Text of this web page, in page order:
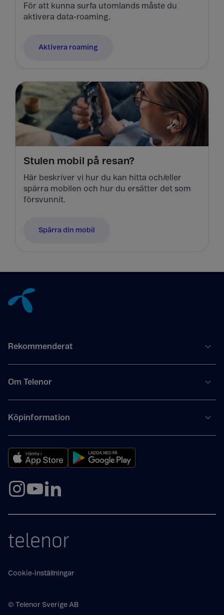
För att kunna surfa utomlands måste du
aktivera data-roaming.
Aktivera roaming
Stulen mobil på resan?
Här beskriver vi hur du kan hitta och/eller
spärra mobilen och hur du ersätter det som
försvunnit.
Spärra din mobil
Rekommenderat
Om Telenor
Köpinformation
telenor
Cookie-inställningar
© Telenor Sverige AB